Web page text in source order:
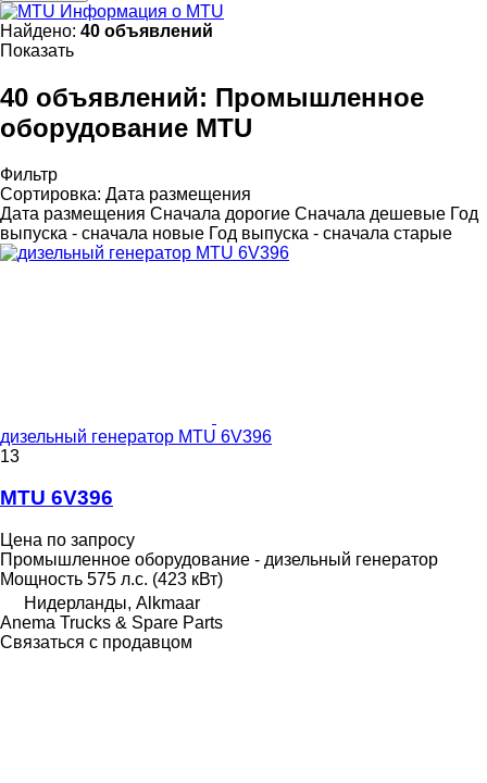
Информация о MTU
Найдено: 40 объявлений
Показать
40 объявлений: Промышленное
оборудование MTU
Фильтр
Сортировка: Дата размещения
Дата размещения Сначала дорогие Сначала дешевые Год
выпуска - сначала новые Год выпуска - сначала старые
дизельный генератор MTU 6V396
13
MTU 6V396
Цена по запросу
Промышленное оборудование - дизельный генератор
Мощность 575 л.с. (423 кВт)
Нидерланды, Alkmaar
Anema Trucks & Spare Parts
Связаться с продавцом